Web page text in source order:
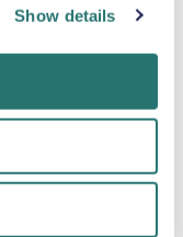
Show details
Upload dine
dokumenter